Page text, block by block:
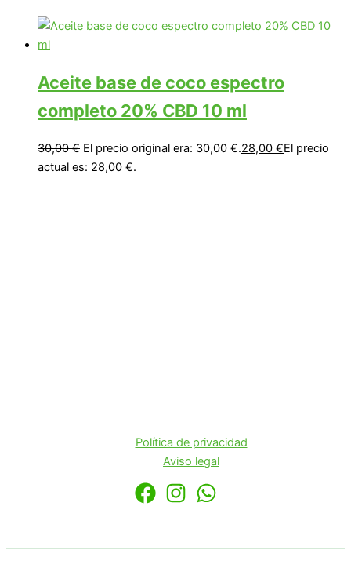
Aceite base de coco espectro
completo 20% CBD 10 ml
30,00€ El precio original era: 30,00 €.28,00 €El precio
actual es: 28,00 €.
Política de privacidad
Aviso legal